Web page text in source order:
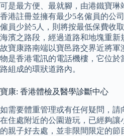
可是最方便、最就腳，由港鐵寶
香港註冊並擁有最少5名僱員的公
僱員少於5人，則將按最低保費收
海濱之路段，經過道路和地塊重新
故寶康路南端以寶邑路交界近將
物是香港電訊的電話機樓，它位
路組成的環狀道路內。
寶康: 香港體檢及醫學診斷中心
如需要體重管理或有任何疑問，請
在住處附近的公園遊玩，已經夠讓
的親子好去處，並非限間限定的節